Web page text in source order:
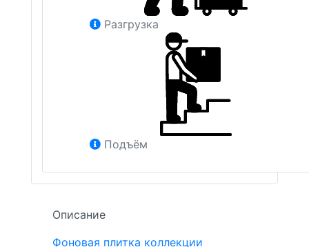
Разгрузка
Подъём
Описание
Фоновая плитка коллекции